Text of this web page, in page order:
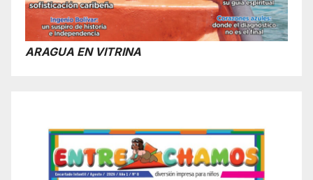
ARAGUA EN VITRINA